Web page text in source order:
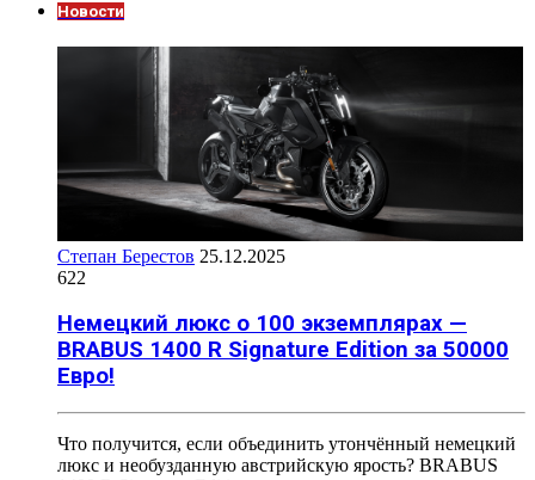
Новости
Степан Берестов 25.12.2025
622
Немецкий люкс о 100 экземплярах —
BRABUS 1400 R Signature Edition за 50000
Евро!
Что получится, если объединить утончённый немецкий
люкс и необузданную австрийскую ярость? BRABUS